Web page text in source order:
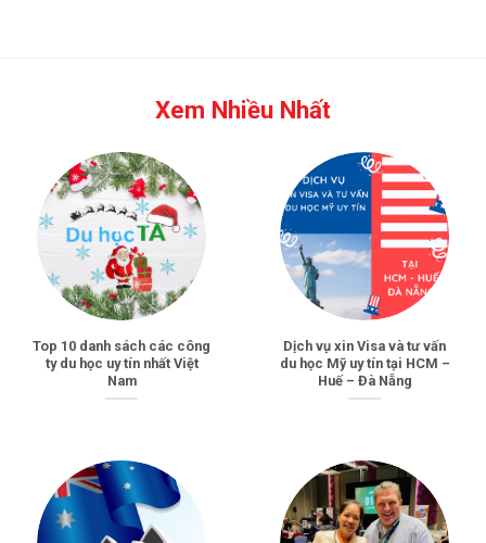
Xem Nhiều Nhất
Top 10 danh sách các công
ty du học uy tín nhất Việt
Nam
Dịch vụ xin Visa và tư vấn
du học Mỹ uy tín tại HCM –
Huế – Đà Nẵng